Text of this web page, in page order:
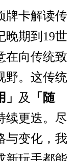
牌卡解读传
晚期到 19世
在向传统致
野。这传统
」 及
「随
续更迭。尽
与变化，我